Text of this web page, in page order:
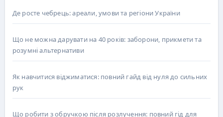
Де росте чебрець: ареали, умови та регіони України
Що не можна дарувати на 40 років: заборони, прикмети та
розумні альтернативи
Як навчитися віджиматися: повний гайд від нуля до сильних
рук
Що робити з обручкою після розлучення: повний гід для